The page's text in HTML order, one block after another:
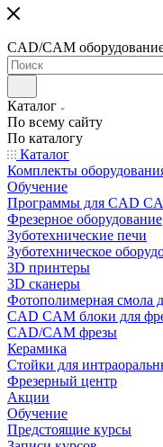
CAD/CAM
Каталог
По всему сайту
По каталогу
Каталог
Комплекты
Обучение
Программы для CAD
Фрезерное оборудование
Зуботехнические печи
Зуботехническое
3D принтеры
3D сканеры
Фотополимерная смола
CAD CAM блоки для
CAD/CAM фрезы
Керамика
Стойки для
Фрезерный центр
Акции
Обучение
Предстоящие курсы